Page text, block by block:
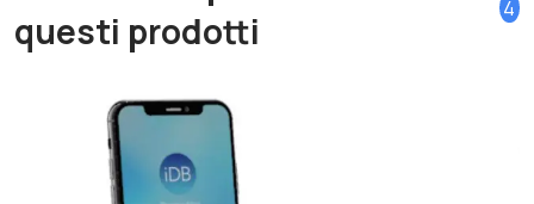
questi prodotti
4